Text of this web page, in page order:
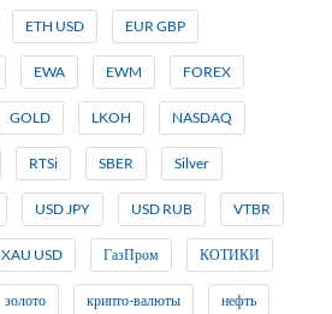
ETH USD EUR GBP
EWA EWM FOREX
GOLD LKOH NASDAQ
RTSi SBER Silver
USD JPY USD RUB VTBR
XAU USD ГазПром КОТИКИ
золото крипто-валюты нефть